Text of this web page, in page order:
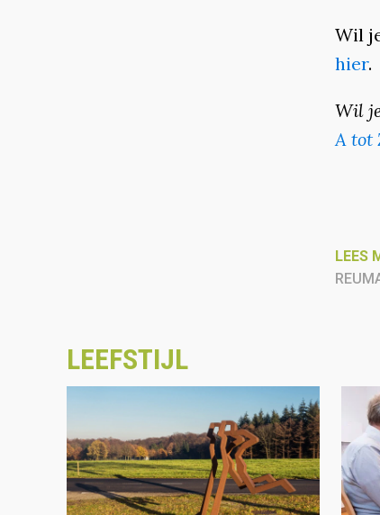
Wil
hier.
Wil
A tot
LEES
LEEFSTIJL